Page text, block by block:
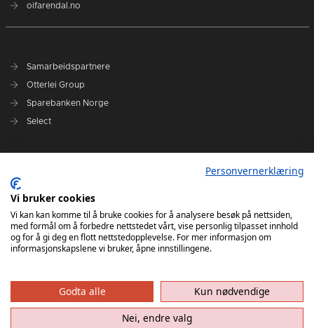
oifarendal.no
Samarbeidspartnere
Otterlei Group
Sparebanken Norge
Select
Spillerstall
Administrasjon
Styret
Personvernerklæring
Vi bruker cookies
Vi kan kan komme til å bruke cookies for å analysere besøk på nettsiden,
med formål om å forbedre nettstedet vårt, vise personlig tilpasset innhold
og for å gi deg en flott nettstedopplevelse. For mer informasjon om
informasjonskapslene vi bruker, åpne innstillingene.
Godta alle
Kun nødvendige
Nei, endre valg